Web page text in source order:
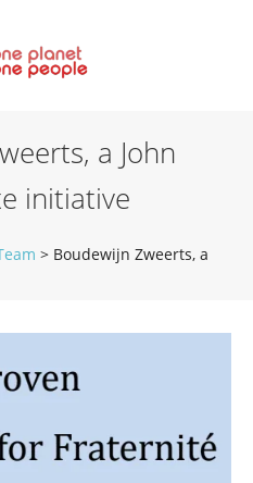
a John
initiative
> Boudewijn Zweerts, a